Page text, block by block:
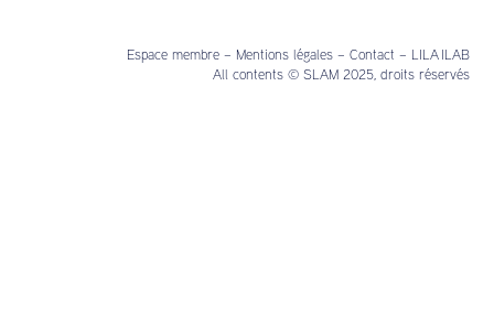
Espace membre– Mentions légales– Contact – LILA ILAB
All contents © SLAM 2025, droits réservés